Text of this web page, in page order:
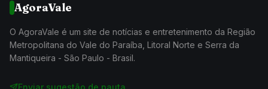
AgoraVale
O AgoraVale é um site de notícias e entretenimento da Região
Metropolitana do Vale do Paraíba, Litoral Norte e Serra da
Mantiqueira - São Paulo - Brasil.
Enviar sugestão de pauta